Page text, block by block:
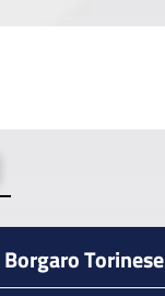
Borgaro Torinese